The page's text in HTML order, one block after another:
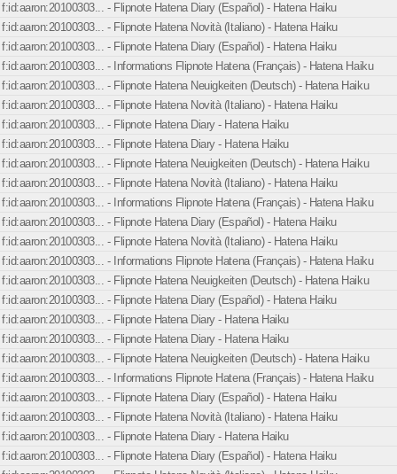
f:id:aaron:20100303... - Flipnote Hatena Diary (Español) - Hatena Haiku
f:id:aaron:20100303... - Flipnote Hatena Novità (Italiano) - Hatena Haiku
f:id:aaron:20100303... - Flipnote Hatena Diary (Español) - Hatena Haiku
f:id:aaron:20100303... - Informations Flipnote Hatena (Français) - Hatena Haiku
f:id:aaron:20100303... - Flipnote Hatena Neuigkeiten (Deutsch) - Hatena Haiku
f:id:aaron:20100303... - Flipnote Hatena Novità (Italiano) - Hatena Haiku
f:id:aaron:20100303... - Flipnote Hatena Diary - Hatena Haiku
f:id:aaron:20100303... - Flipnote Hatena Diary - Hatena Haiku
f:id:aaron:20100303... - Flipnote Hatena Neuigkeiten (Deutsch) - Hatena Haiku
f:id:aaron:20100303... - Flipnote Hatena Novità (Italiano) - Hatena Haiku
f:id:aaron:20100303... - Informations Flipnote Hatena (Français) - Hatena Haiku
f:id:aaron:20100303... - Flipnote Hatena Diary (Español) - Hatena Haiku
f:id:aaron:20100303... - Flipnote Hatena Novità (Italiano) - Hatena Haiku
f:id:aaron:20100303... - Informations Flipnote Hatena (Français) - Hatena Haiku
f:id:aaron:20100303... - Flipnote Hatena Neuigkeiten (Deutsch) - Hatena Haiku
f:id:aaron:20100303... - Flipnote Hatena Diary (Español) - Hatena Haiku
f:id:aaron:20100303... - Flipnote Hatena Diary - Hatena Haiku
f:id:aaron:20100303... - Flipnote Hatena Diary - Hatena Haiku
f:id:aaron:20100303... - Flipnote Hatena Neuigkeiten (Deutsch) - Hatena Haiku
f:id:aaron:20100303... - Informations Flipnote Hatena (Français) - Hatena Haiku
f:id:aaron:20100303... - Flipnote Hatena Diary (Español) - Hatena Haiku
f:id:aaron:20100303... - Flipnote Hatena Novità (Italiano) - Hatena Haiku
f:id:aaron:20100303... - Flipnote Hatena Diary - Hatena Haiku
f:id:aaron:20100303... - Flipnote Hatena Diary (Español) - Hatena Haiku